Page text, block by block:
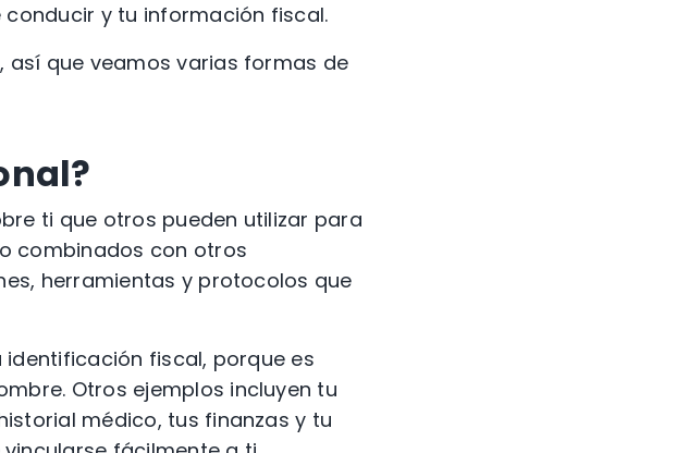
y tu información fiscal.
así que veamos varias formas de
ti que otros pueden utilizar para
combinados con otros
herramientas y protocolos que
fiscal, porque es
Otros ejemplos incluyen tu
médico, tus finanzas y tu